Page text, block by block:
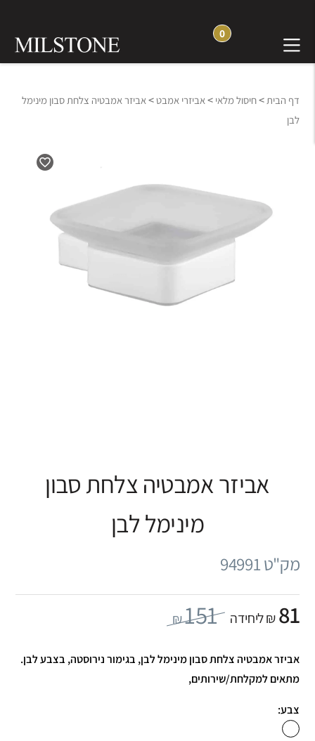
0
דף הבית>חיסול מלאי > אביזרי אמבט> אביזר אמבטיה צלחת סבון מינימל
לבן
אביזר אמבטיה צלחת סבון
מינימל לבן
מק"ט 94991
81₪ ליחידה 151
₪
אביזר אמבטיה צלחת סבון מינימל לבן, בגימור נירוסטה, בצבע לבן.
מתאים למקלחת/שירותים,
צבע: